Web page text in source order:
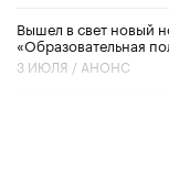
Вышел в свет новый
«Образовательная
3 ИЮЛЯ / АНОНС